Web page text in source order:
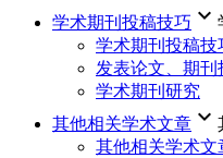
学术期刊投稿技巧 keyboard_arrow_down
学术期刊投稿技
发表论文、期刊
学术期刊研究
其他相关学术文章 keyboard_arrow_down
其他相关学术文